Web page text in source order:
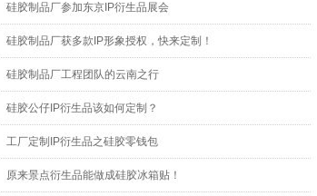
硅胶制品厂参加东京IP衍生品展会
硅胶制品厂获多款IP形象授权，快来定制！
硅胶制品厂工程团队的云南之行
硅胶公仔IP衍生品该如何定制？
工厂定制IP衍生品之硅胶零钱包
原来景点衍生品能做成硅胶冰箱贴！